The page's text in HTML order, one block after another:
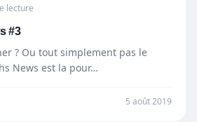
lecture
#3
? Ou tout simplement pas le
News est la pour…
5 août 2019